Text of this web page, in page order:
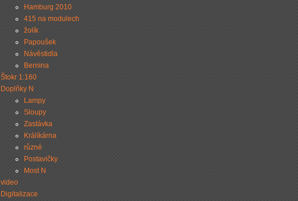
Hamburg 2010
415 na modulech
žolík
Papoušek
Návěstidla
Bernina
Štokr 1:160
Doplňky N
Lampy
Sloupy
Zastávka
Králíkárna
různé
Postavičky
Most N
video
Digitalizace